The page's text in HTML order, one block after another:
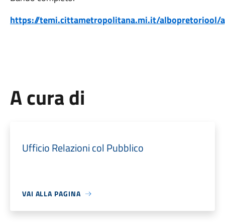
https://temi.cittametropolitana.mi.it/albopretoriool/
A cura di
Ufficio Relazioni col Pubblico
VAI ALLA PAGINA